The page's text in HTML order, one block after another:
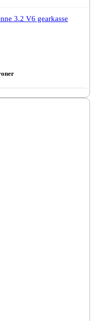
3.2 V6 gearkasse